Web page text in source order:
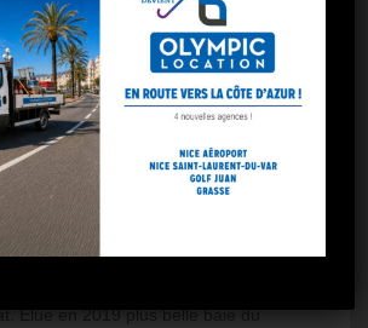
en Provence : explorez La
provençales
Élue en 2019 plus belle baie du